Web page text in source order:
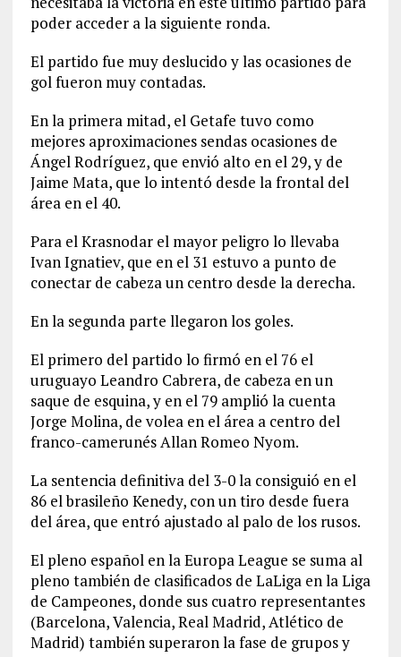
poder acceder a la siguiente ronda.
El partido fue muy deslucido y las ocasiones de
gol fueron muy contadas.
En la primera mitad, el Getafe tuvo como
mejores aproximaciones sendas ocasiones de
Ángel Rodríguez, que envió alto en el 29, y de
Jaime Mata, que lo intentó desde la frontal del
área en el 40.
Para el Krasnodar el mayor peligro lo llevaba
Ivan Ignatiev, que en el 31 estuvo a punto de
conectar de cabeza un centro desde la derecha.
En la segunda parte llegaron los goles.
El primero del partido lo firmó en el 76 el
uruguayo Leandro Cabrera, de cabeza en un
saque de esquina, y en el 79 amplió la cuenta
Jorge Molina, de volea en el área a centro del
franco-camerunés Allan Romeo Nyom.
La sentencia definitiva del 3-0 la consiguió en el
86 el brasileño Kenedy, con un tiro desde fuera
del área, que entró ajustado al palo de los rusos.
El pleno español en la Europa League se suma al
pleno también de clasificados de LaLiga en la Liga
de Campeones, donde sus cuatro representantes
(Barcelona, Valencia, Real Madrid, Atlético de
Madrid) también superaron la fase de grupos y